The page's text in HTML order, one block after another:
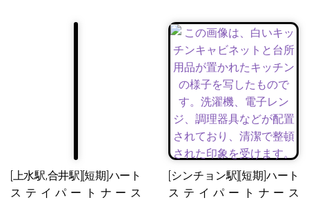
[上水駅,合井駅][短期]ハート
ステイパートナース
[シンチョン駅][短期]ハート
ステイパートナース